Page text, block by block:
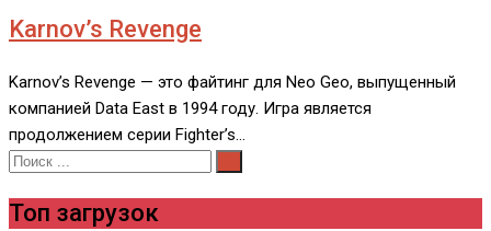
Karnov’s Revenge
Karnov’s Revenge — это файтинг для Neo Geo, выпущенный
компанией Data East в 1994 году. Игра является
продолжением серии Fighter’s…
Топ загрузок